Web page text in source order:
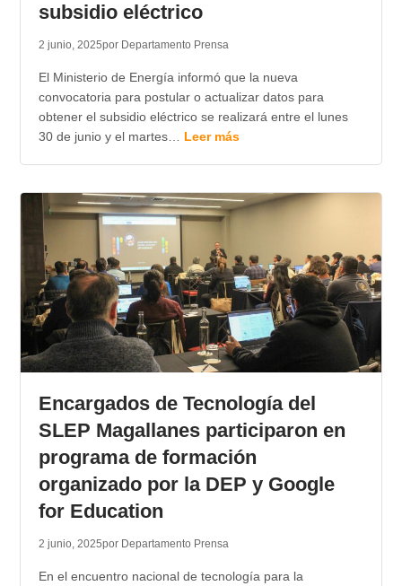
subsidio eléctrico
2 junio, 2025por Departamento Prensa
El Ministerio de Energía informó que la nueva
convocatoria para postular o actualizar datos para
obtener el subsidio eléctrico se realizará entre el lunes
30 de junio y el martes… Leer más
Encargados de Tecnología del
SLEP Magallanes participaron en
programa de formación
organizado por la DEP y Google
for Education
2 junio, 2025por Departamento Prensa
En el encuentro nacional de tecnología para la